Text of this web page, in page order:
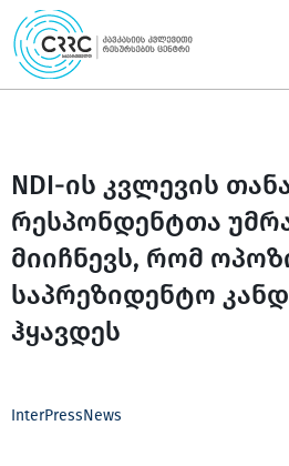
Skip
to
content
NDI-ის კვლევის
რესპონდენტთა
მიიჩნევს, რომ
საპრეზიდენტო
ჰყავდეს
InterPressNews